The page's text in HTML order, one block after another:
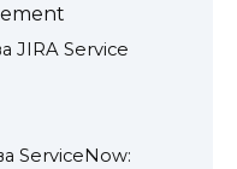
JIRA Service
ServiceNow: